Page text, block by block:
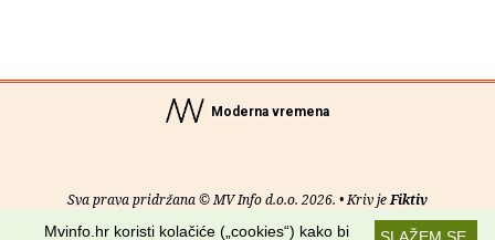
Moderna vremena
Sva prava pridržana © MV Info d.o.o. 2026. • Kriv jeFiktiv
Mvinfo.hr koristi kolačiće („cookies“) kako bi